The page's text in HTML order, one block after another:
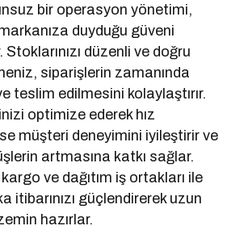
bir operasyon yönetimi,
duyduğu güveni
düzenli ve doğru
siparişlerin zamanında
teslim edilmesini kolaylaştırır.
optimize ederek hız
müşteri deneyimini iyileştirir ve
artmasına katkı sağlar.
ve dağıtım iş ortakları ile
itibarınızı güçlendirerek uzun
hazırlar.